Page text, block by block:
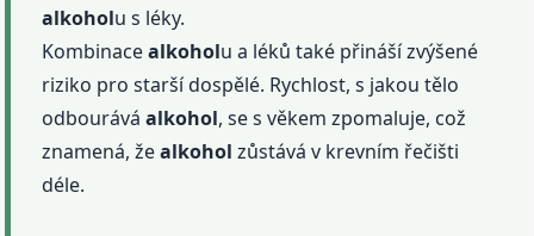
alkoholu s léky.
Kombinacealkoholu a léků také přináší zvýšené
riziko pro starší dospělé. Rychlost, s jakou tělo
odbouráváalkohol, se s věkem zpomaluje, což
znamená, žealkohol zůstává v krevním řečišti
déle.